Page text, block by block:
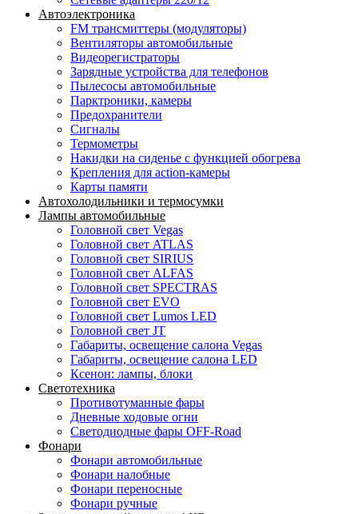
Автоэлектроника
FM трансмиттеры (модуляторы)
Вентиляторы автомобильные
Видеорегистраторы
Зарядные устройства для телефонов
Пылесосы автомобильные
Парктроники, камеры
Предохранители
Сигналы
Термометры
Накидки на сиденье с функцией обогрева
Крепления для action-камеры
Карты памяти
Автохолодильники и термосумки
Лампы автомобильные
Головной свет Vegas
Головной свет ATLAS
Головной свет SIRIUS
Головной свет ALFAS
Головной свет SPECTRAS
Головной свет EVO
Головной свет Lumos LED
Головной свет JT
Габариты, освещение салона Vegas
Габариты, освещение салона LED
Ксенон: лампы, блоки
Светотехника
Противотуманные фары
Дневные ходовые огни
Светодиодные фары OFF-Road
Фонари
Фонари автомобильные
Фонари налобные
Фонари переносные
Фонари ручные